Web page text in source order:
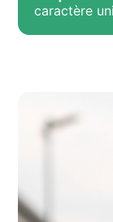
caractère